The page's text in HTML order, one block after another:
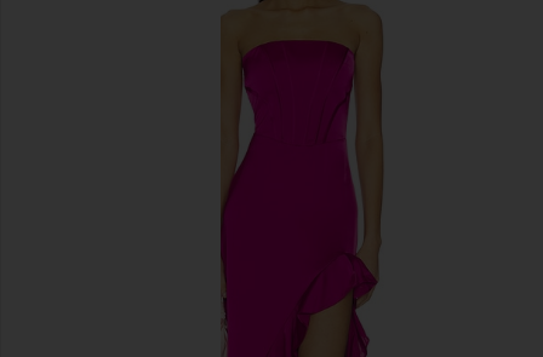
diapositivas anteriores